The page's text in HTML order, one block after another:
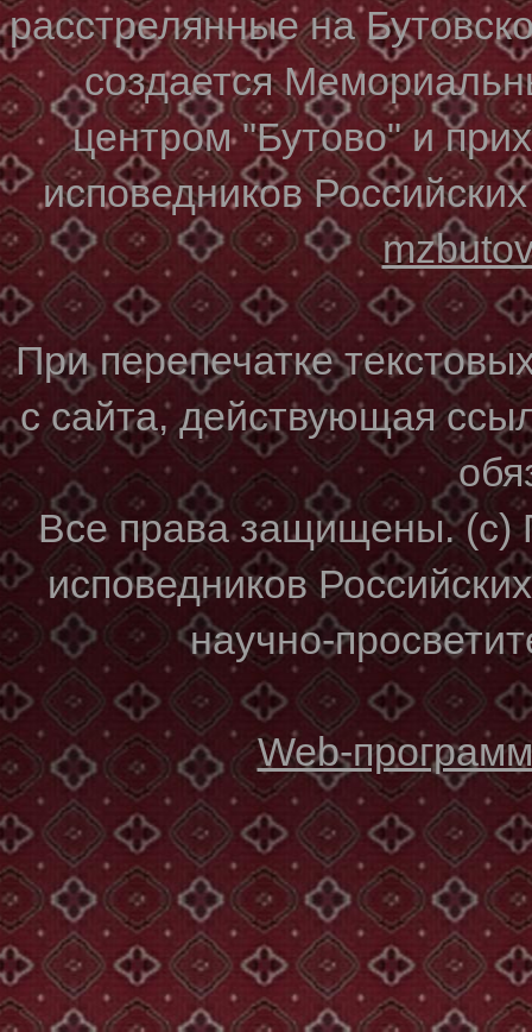
расстрелянные на
создается
центром "Бутово" и
исповедников
При перепечатке
с сайта, действующая
Все права защищены. (с)
исповедников
научно-
Web-